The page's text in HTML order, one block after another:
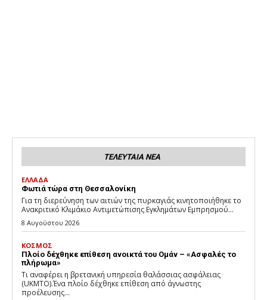
ΤΕΛΕΥΤΑΙΑ ΝΕΑ
ΕΛΛΑΔΑ
Φωτιά τώρα στη Θεσσαλονίκη
Για τη διερεύνηση των αιτιών της πυρκαγιάς κινητοποιήθηκε το
Ανακριτικό Κλιμάκιο Αντιμετώπισης Εγκλημάτων Εμπρησμού...
8 Αυγούστου 2026
ΚΟΣΜΟΣ
Πλοίο δέχθηκε επίθεση ανοικτά του Ομάν – «Ασφαλές το
πλήρωμα»
Τι αναφέρει η βρετανική υπηρεσία θαλάσσιας ασφάλειας
(UKMTO).Ένα πλοίο δέχθηκε επίθεση από άγνωστης
προέλευσης...